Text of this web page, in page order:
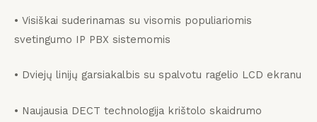
• Visiškai suderinamas su visomis populiariomis
svetingumo IP PBX sistemomis
• Dviejų linijų garsiakalbis su spalvotu ragelio LCD ekranu
• Naujausia DECT technologija krištolo skaidrumo